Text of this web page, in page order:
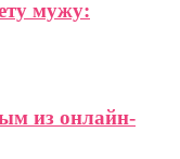
мужу:
из онлайн-